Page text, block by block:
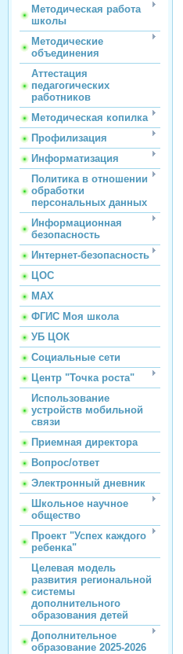
Методическая работа
школы
Методические
объединения
Аттестация
педагогических
работников
Методическая копилка
Профилизация
Информатизация
Политика в отношении
обработки
персональных данных
Информационная
безопасность
Интернет-безопасность
ЦОС
МАХ
ФГИС Моя школа
УБ ЦОК
Социальные сети
Центр "Точка роста"
Использование
устройств мобильной
связи
Приемная директора
Вопрос/ответ
Электронный дневник
Школьное научное
общество
Проект "Успех каждого
ребенка"
Целевая модель
развития региональной
системы
дополнительного
образования детей
Дополнительное
образование 2025-2026